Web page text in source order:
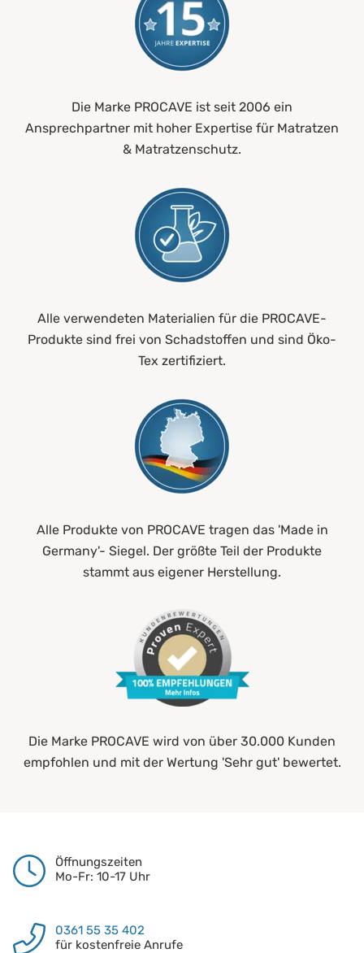
Die Marke PROCAVE ist seit 2006 ein
Ansprechpartner mit hoher Expertise für Matratzen
& Matratzenschutz.
Alle verwendeten Materialien für die PROCAVE-
Produkte sind frei von Schadstoffen und sind Öko-
Tex zertifiziert.
Alle Produkte von PROCAVE tragen das 'Made in
Germany'- Siegel. Der größte Teil der Produkte
stammt aus eigener Herstellung.
Die Marke PROCAVE wird von über 30.000 Kunden
empfohlen und mit der Wertung 'Sehr gut' bewertet.
Öffnungszeiten
Mo-Fr: 10-17 Uhr
0361 55 35 402
für kostenfreie Anrufe